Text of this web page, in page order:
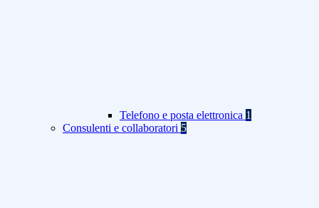
Telefono e posta elettronica 1
Consulenti e collaboratori 5